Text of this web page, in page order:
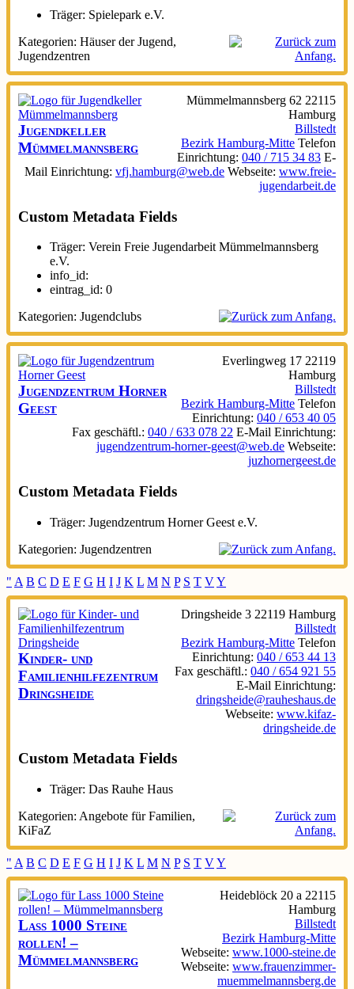
Träger: Spielepark e.V.
Kategorien: Häuser der Jugend,
Jugendzentren
Jugendkeller
Mümmelmannsberg
Mümmelmannsberg 62 22115
Hamburg
Billstedt
Bezirk Hamburg-Mitte Telefon
Einrichtung: 040 / 715 34 83 E-
Mail Einrichtung: vfj.hamburg@web.de Webseite: www.freie-
jugendarbeit.de
Custom Metadata Fields
Träger: Verein Freie Jugendarbeit Mümmelmannsberg
e.V.
info_id:
eintrag_id: 0
Kategorien: Jugendclubs
Jugendzentrum Horner
Geest
Everlingweg 17 22119
Hamburg
Billstedt
Bezirk Hamburg-Mitte Telefon
Einrichtung: 040 / 653 40 05
Fax geschäftl.: 040 / 633 078 22 E-Mail Einrichtung:
jugendzentrum-horner-geest@web.de Webseite:
juzhornergeest.de
Custom Metadata Fields
Träger: Jugendzentrum Horner Geest e.V.
Kategorien: Jugendzentren
" A B C D E F G H I J K L M N P S T VY
Kinder- und
Familienhilfezentrum
Dringsheide
Dringsheide 3 22119 Hamburg
Billstedt
Bezirk Hamburg-Mitte Telefon
Einrichtung: 040 / 653 44 13
Fax geschäftl.: 040 / 654 921 55
E-Mail Einrichtung:
dringsheide@rauheshaus.de
Webseite: www.kifaz-
dringsheide.de
Custom Metadata Fields
Träger: Das Rauhe Haus
Kategorien: Angebote für Familien,
KiFaZ
" A B C D E F G H I J K L M N P S T VY
Lass 1000 Steine
rollen! –
Mümmelmannsberg
Heideblöck 20 a 22115
Hamburg
Billstedt
Bezirk Hamburg-Mitte
Webseite: www.1000-steine.de
Webseite: www.frauenzimmer-
muemmelmannsberg.de